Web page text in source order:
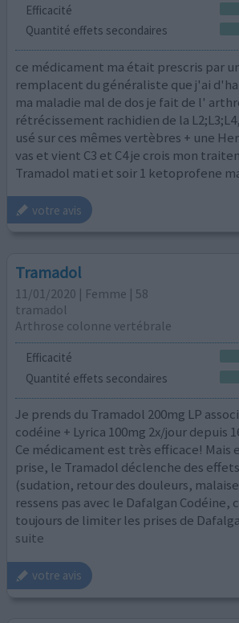
Efficacité
Quantité effets secondaires
ce médicament ma était prescris par
remplacent du généraliste que j'ai
ma maladie mal de dos je fait de l'
rétrécissement rachidien de la
usé sur ces mêmes vertèbres + une
vas et vient C3 et C4 je crois mon
Tramadol mati et soir 1 ketoprofene
votre avis
Tramadol
11/01/2020 | Femme | 58
tramadol
Arthrose colonne vertébrale
Efficacité
Quantité effets secondaires
Je prends du Tramadol 200mg LP
codéine + Lyrica 100mg 2x/jour depuis
Ce médicament est très efficace! Mais
prise, le Tramadol déclenche des
(sudation, retour des douleurs,
ressens pas avec le Dafalgan Codéine,
toujours de limiter les prises de
suite
votre avis